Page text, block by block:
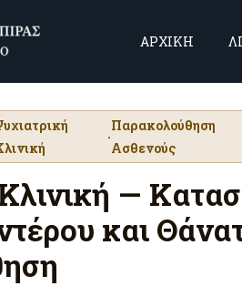
ΑΡΧΙΚΗ
·
Παρακολούθηση
Ασθενούς
—
και